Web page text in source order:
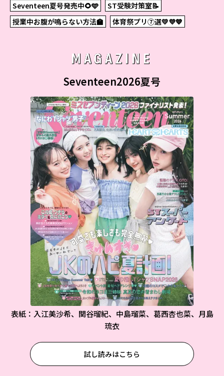
Seventeen夏号発売中🌻🩵
ST受験対策室📝
授業中お腹が鳴らない方法🏫
体育祭プリ⑦選💛💜💙
MAGAZINE
Seventeen2026夏号
表紙：入江美沙希、関谷瑠紀、中島瑠菜、葛西杏也菜、月島
琉衣
試し読みはこちら